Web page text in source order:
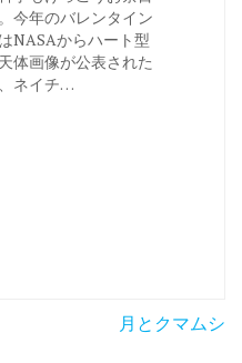
今年のバレンタイン
NASAからハート型
体画像が公表された
ネイチ…
月とクマムシ